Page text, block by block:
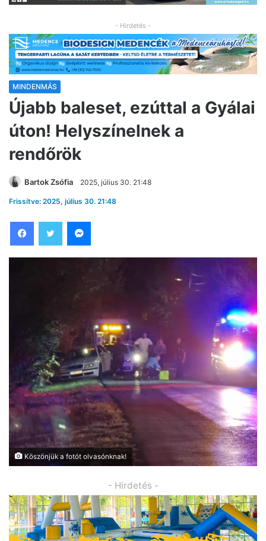
- Hirdetés -
MINDENMÁS
Újabb baleset, ezúttal a Gyálai
úton! Helyszínelnek a
rendőrök
Bartok Zsófia 2025, július 30. 21:48
Frissítve: 2025, július 30. 21:48
Köszönjük a fotót olvasónknak!
- Hirdetés -